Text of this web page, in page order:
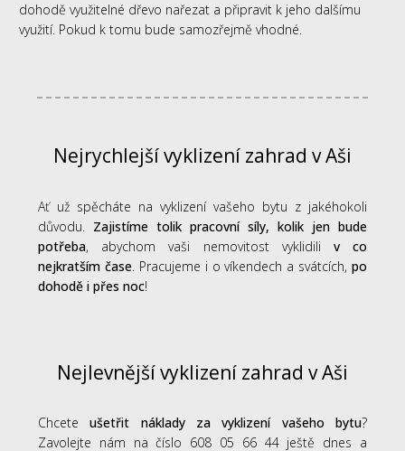
dohodě využitelné dřevo nařezat a připravit k jeho dalšímu
využití. Pokud k tomu bude samozřejmě vhodné.
Nejrychlejší vyklizení zahrad v Aši
Ať už spěcháte na vyklizení vašeho bytu z jakéhokoli
důvodu. Zajistíme tolik pracovní síly, kolik jen bude
potřeba, abychom vaši nemovitost vyklidili v co
nejkratším čase. Pracujeme i o víkendech a svátcích, po
dohodě i přes noc!
Nejlevnější vyklizení zahrad v Aši
Chceteušetřit náklady za vyklizení vašeho bytu?
Zavolejte nám na číslo 608 05 66 44 ještě dnes a